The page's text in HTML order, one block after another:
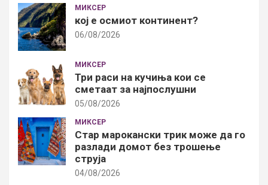
МИКСЕР
кој е осмиот континент?
06/08/2026
МИКСЕР
Три раси на кучиња кои се
сметаат за најпослушни
05/08/2026
МИКСЕР
Стар марокански трик може да го
разлади домот без трошење
струја
04/08/2026